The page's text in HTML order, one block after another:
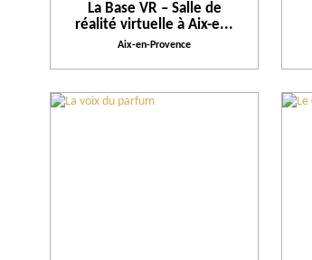
La Base VR – Salle de
réalité virtuelle à Aix-e...
Aix-en-Provence